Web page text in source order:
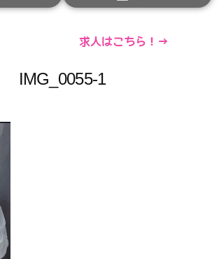
求人はこちら！→
IMG_0055-1